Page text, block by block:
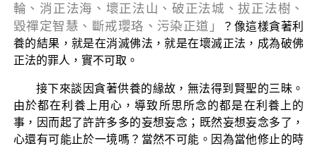
輪、消正法海、壞正法山、破正法城、拔正法樹、
毀禪定智慧、斷戒瓔珞、污染正道」
？像這樣貪著利
養的結果，就是在消滅佛法，就是在壞滅正法，成為破佛
正法的罪人，實不可取。
接下來談因貪著供養的緣故，無法得到賢聖的三昧。
由於都在利養上用心，導致所思所念的都是在利養上的
事，因而起了許許多多的妄想妄念；既然妄想妄念多了，
心還有可能止於一境嗎？當然不可能。因為當他修止的時